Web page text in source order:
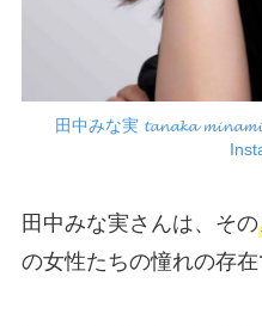
田中みな実 𝓽𝓪𝓷𝓪𝓴𝓪
田中みな実さんは、その
の女性たちの憧れの存在